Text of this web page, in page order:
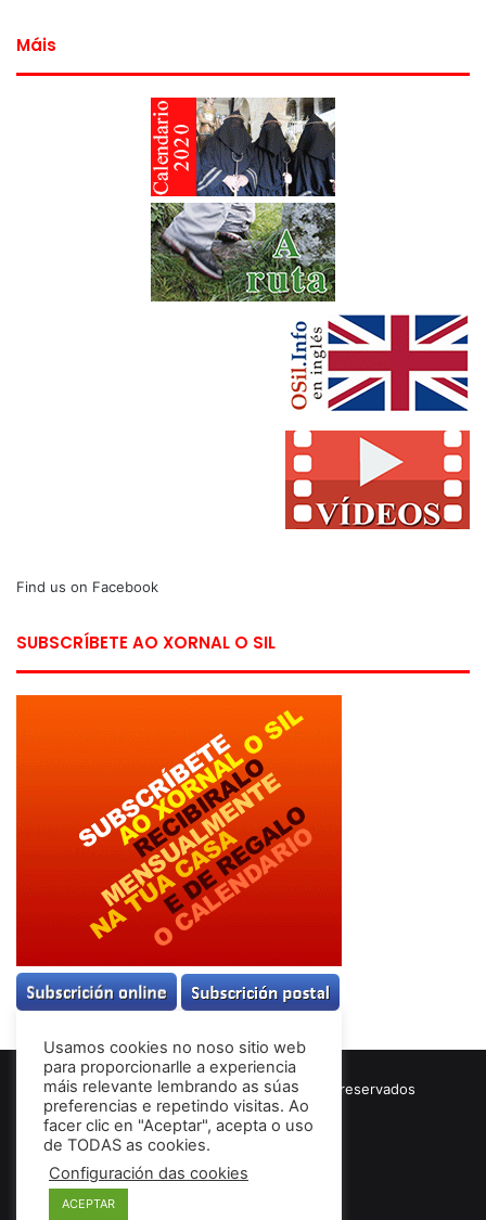
Máis
Find us on Facebook
SUBSCRÍBETE AO XORNAL O SIL
© Copyright 2026, Todos los derechos reservados
Términos & Condiciones
Usamos cookies no noso sitio web
para proporcionarlle a experiencia
máis relevante lembrando as súas
preferencias e repetindo visitas. Ao
facer clic en "Aceptar", acepta o uso
de TODAS as cookies.
Configuración das cookies
ACEPTAR